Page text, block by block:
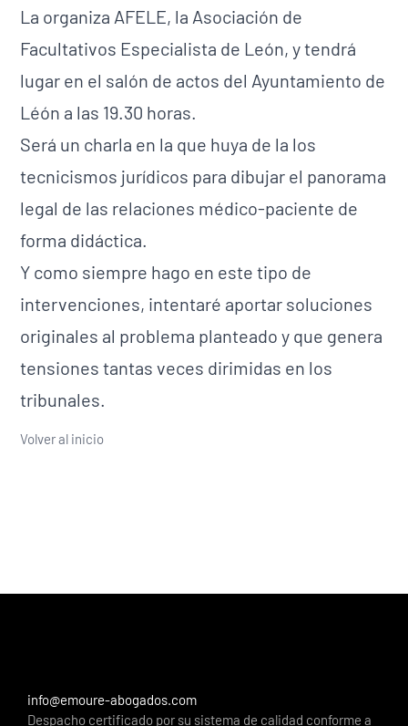
La organiza AFELE, la Asociación de
Facultativos Especialista de León, y tendrá
lugar en el salón de actos del Ayuntamiento de
Léón a las 19.30 horas.
Será un charla en la que huya de la los
tecnicismos jurídicos para dibujar el panorama
legal de las relaciones médico-paciente de
forma didáctica.
Y como siempre hago en este tipo de
intervenciones, intentaré aportar soluciones
originales al problema planteado y que genera
tensiones tantas veces dirimidas en los
tribunales.
Volver al inicio
info@emoure-abogados.com
Despacho certificado por su sistema de calidad conforme a